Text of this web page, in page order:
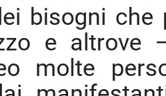
bisogni che
e altrove
molte